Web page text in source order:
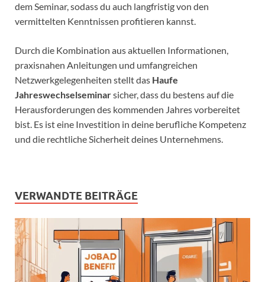
dem Seminar, sodass du auch langfristig von den
vermittelten Kenntnissen profitieren kannst.
Durch die Kombination aus aktuellen Informationen,
praxisnahen Anleitungen und umfangreichen
Netzwerkgelegenheiten stellt das Haufe
Jahreswechselseminarsicher, dass du bestens auf die
Herausforderungen des kommenden Jahres vorbereitet
bist. Es ist eine Investition in deine berufliche Kompetenz
und die rechtliche Sicherheit deines Unternehmens.
VERWANDTE BEITRÄGE